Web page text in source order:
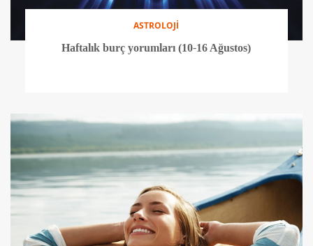
ASTROLOJİ
Haftalık burç yorumları (10-16 Ağustos)